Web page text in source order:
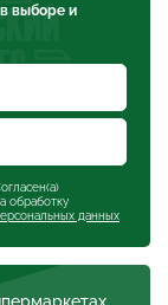
выборе и
обработку
данных